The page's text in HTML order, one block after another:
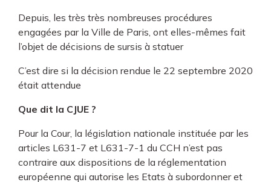
Depuis, les très très nombreuses procédures
engagées par la Ville de Paris, ont elles-mêmes fait
l’objet de décisions de sursis à statuer
C’est dire si la décision rendue le 22 septembre 2020
était attendue
Que dit la CJUE ?
Pour la Cour, la législation nationale instituée par les
articles L631-7 et L631-7-1 du CCH n’est pas
contraire aux dispositions de la réglementation
européenne qui autorise les Etats à subordonner et